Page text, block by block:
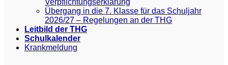
Verpflichtungserklärung
Übergang in die 7. Klasse für das Schuljahr
2026/27 – Regelungen an der THG
Leitbild der THG
Schulkalender
Krankmeldung